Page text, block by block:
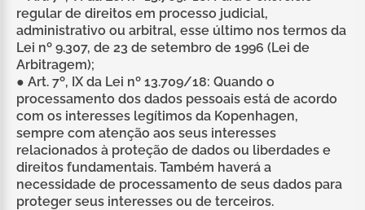
regular de direitos em processo judicial,
administrativo ou arbitral, esse último nos termos da
Lei nº 9.307, de 23 de setembro de 1996 (Lei de
Arbitragem);
● Art. 7º, IX da Lei nº 13.709/18: Quando o
processamento dos dados pessoais está de acordo
com os interesses legítimos da Kopenhagen,
sempre com atenção aos seus interesses
relacionados à proteção de dados ou liberdades e
direitos fundamentais. Também haverá a
necessidade de processamento de seus dados para
proteger seus interesses ou de terceiros.